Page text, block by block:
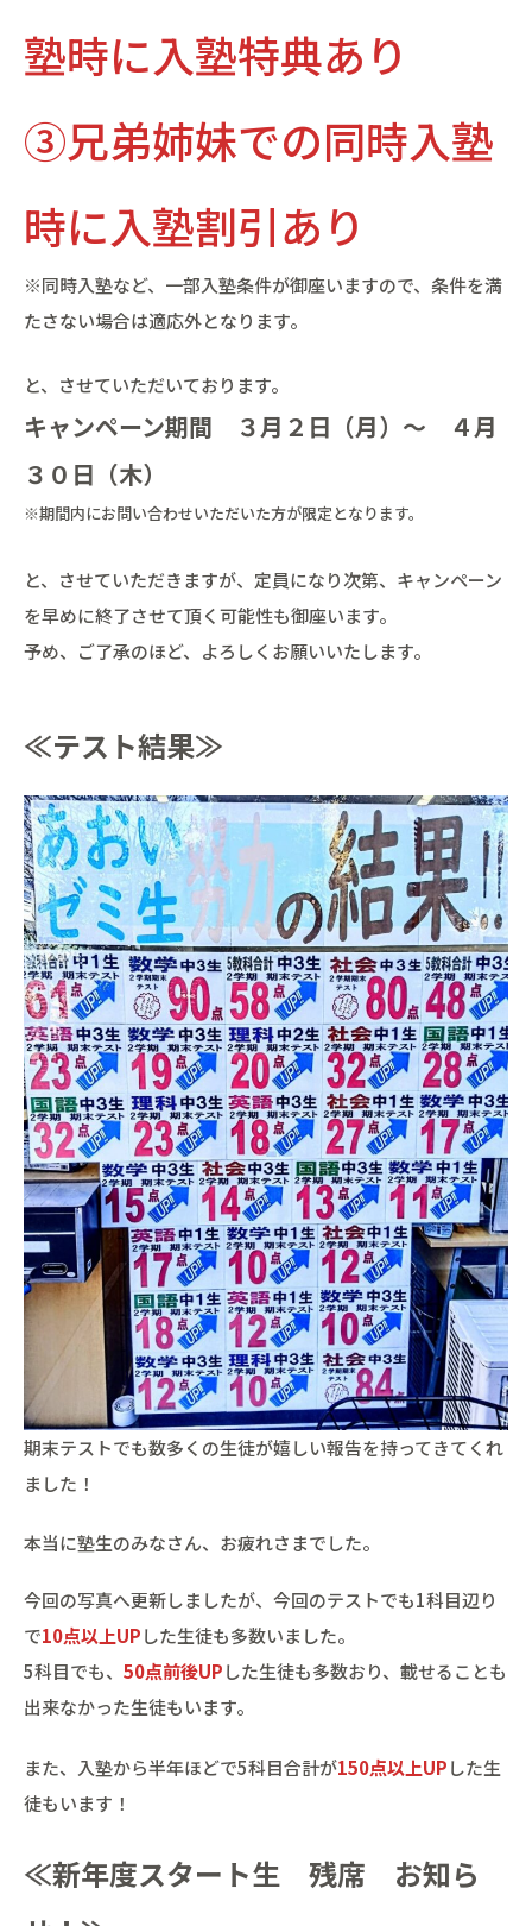
塾時に入塾特典あり
③兄弟姉妹での同時入塾
時に入塾割引あり
※同時入塾など、一部入塾条件が御座いますので、条件を満
たさない場合は適応外となります。
と、させていただいております。
キャンペーン期間 ３月２日（月）～ ４月
３０日（木）
※期間内にお問い合わせいただいた方が限定となります。
と、させていただきますが、定員になり次第、キャンペーン
を早めに終了させて頂く可能性も御座います。
予め、ご了承のほど、よろしくお願いいたします。
≪テスト結果≫
期末テストでも数多くの生徒が嬉しい報告を持ってきてくれ
ました！
本当に塾生のみなさん、お疲れさまでした。
今回の写真へ更新しましたが、今回のテストでも1科目辺り
で10点以上UPした生徒も多数いました。
5科目でも、 50点前後UPした生徒も多数おり、載せることも
出来なかった生徒もいます。
また、入塾から半年ほどで5科目合計が150点以上UPした生
徒もいます！
≪新年度スタート生 残席 お知ら